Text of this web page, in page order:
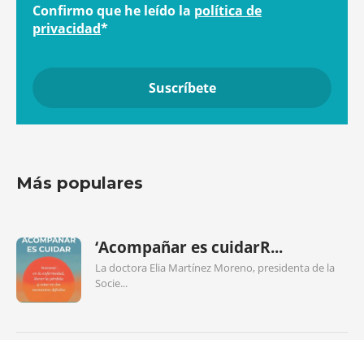
Confirmo que he leído la política de
privacidad*
Más populares
‘Acompañar es cuidarR...
La doctora Elia Martínez Moreno, presidenta de la
Socie...